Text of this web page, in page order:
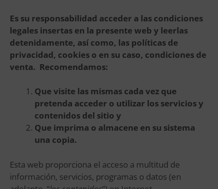
Es su responsabilidad acceder a las condiciones
legales insertas en la presente web y leerlas
detenidamente, así como, las políticas de
privacidad, cookies o en su caso, condiciones de
venta. Recomendamos:
Que visite las mismas cada vez que
pretenda acceder o utilizar los servicios y
contenidos del sitio y
Que imprima o almacene en su sistema
una copia.
Esta web proporciona el acceso a multitud de
información, servicios, programas o datos (en